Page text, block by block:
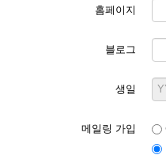
홈페이지
블로그
생일
메일링 가입